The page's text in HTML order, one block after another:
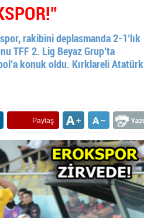
rakibini deplasmanda 2-1’lık
TFF 2. Lig Beyaz Grup’ta
konuk oldu. Kırklareli Atatürk
Paylaş